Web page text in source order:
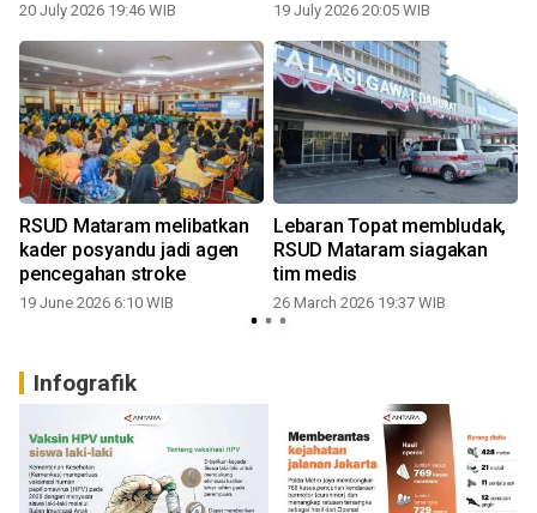
20 July 2026 19:46 WIB 19 July 2026 20:05 WIB
RSUD Mataram melibatkan
kader posyandu jadi agen
pencegahan stroke
19 June 2026 6:10 WIB
Lebaran Topat membludak,
RSUD Mataram siagakan
tim medis
26 March 2026 19:37 WIB
Infografik